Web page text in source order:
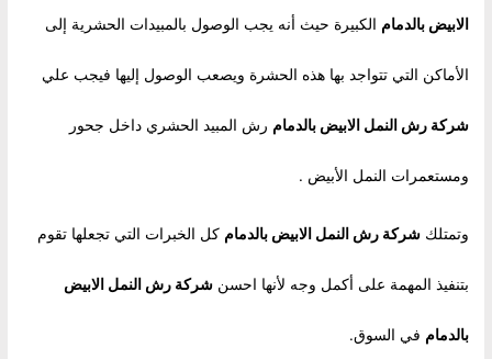
الابيض بالدمام الكبيرة حيث أنه يجب الوصول بالمبيدات الحشرية إلى
الأماكن التي تتواجد بها هذه الحشرة ويصعب الوصول إليها فيجب علي
شركة رش النمل الابيض بالدمام رش المبيد الحشري داخل جحور
ومستعمرات النمل الأبيض .
وتمتلكشركة رش النمل الابيض بالدمام كل الخبرات التي تجعلها تقوم
بتنفيذ المهمة على أكمل وجه لأنها احسنشركة رش النمل الابيض
بالدمام في السوق.